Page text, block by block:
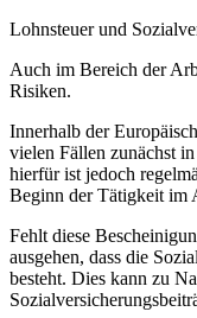
Lohnsteuer und
Auch im Bereich der
Risiken.
Innerhalb der
vielen Fällen zunächst
hierfür ist jedoch
Beginn der Tätigkeit im
Fehlt diese
ausgehen, dass die
besteht. Dies kann zu